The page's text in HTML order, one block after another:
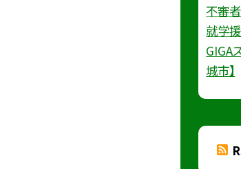
不審
就学
GIGA
城市】